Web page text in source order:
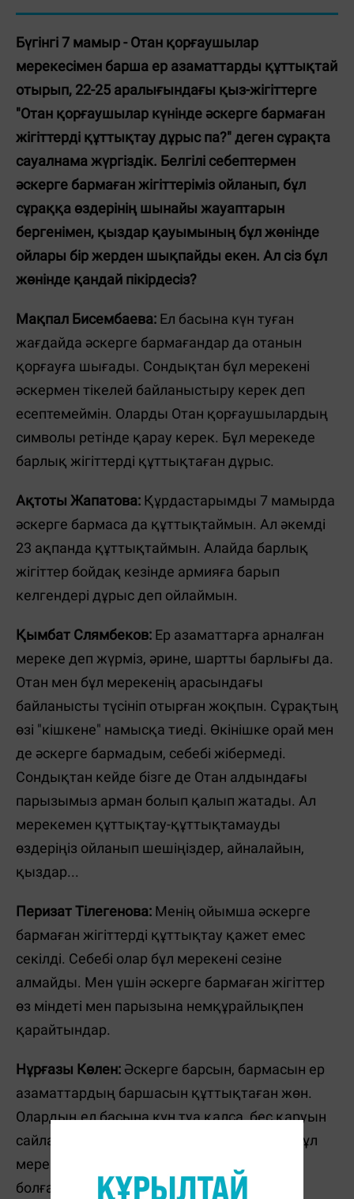
Бүгінгі 7 мамыр - Отан қорғаушылар
мерекесімен барша ер азаматтарды құттықтай
отырып, 22-25 аралығындағы қыз-жігіттерге
"Отан қорғаушылар күнінде әскерге бармаған
жігіттерді құттықтау дұрыс па?" деген сұрақта
сауалнама жүргіздік. Белгілі себептермен
әскерге бармаған жігіттеріміз ойланып, бұл
сұраққа өздерінің шынайы жауаптарын
бергенімен, қыздар қауымының бұл жөнінде
ойлары бір жерден шықпайды екен. Ал сіз бұл
жөнінде қандай пікірдесіз?
Мақпал Бисембаева: Ел басына күн туған
жағдайда әскерге бармағандар да отанын
қорғауға шығады. Сондықтан бұл мерекені
әскермен тікелей байланыстыру керек деп
есептемеймін. Оларды Отан қорғаушылардың
символы ретінде қарау керек. Бұл мерекеде
барлық жігіттерді құттықтаған дұрыс.
Ақтоты Жапатова: Құрдастарымды 7 мамырда
әскерге бармаса да құттықтаймын. Ал әкемді
23 ақпанда құттықтаймын. Алайда барлық
жігіттер бойдақ кезінде армияға барып
келгендері дұрыс деп ойлаймын.
Қымбат Слямбеков: Ер азаматтарға арналған
мереке деп жүрміз, әрине, шартты барлығы да.
Отан мен бұл мерекенің арасындағы
байланысты түсініп отырған жоқпын. Сұрақтың
өзі "кішкене" намысқа тиеді. Өкінішке орай мен
де әскерге бармадым, себебі жібермеді.
Сондықтан кейде бізге де Отан алдындағы
парызымыз арман болып қалып жатады. Ал
мерекемен құттықтау-құттықтамауды
өздеріңіз ойланып шешіңіздер, айналайын,
қыздар...
Перизат Тілегенова: Менің ойымша әскерге
бармаған жігіттерді құттықтау қажет емес
секілді. Себебі олар бұл мерекені сезіне
алмайды. Мен үшін әскерге бармаған жігіттер
өз міндеті мен парызына немқұрайлықпен
қарайтындар.
Нұрғазы Көлен: Әскерге барсын, бармасын ер
азаматтардың баршасын құттықтаған жөн.
Олардың ел басына күн туа қалса, бес қаруын
сайланып шығары анық. Сонымен қатар бұл
мереке "Отан қорғаушылар күні"
болғандықтан, аруларымыздың да Отан